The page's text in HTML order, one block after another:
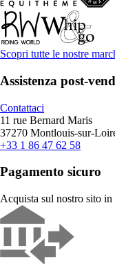
Scopri tutte le nostre
Assistenza post-
Contattaci
11 rue Bernard Maris
37270 Montlouis-sur-
+33 1 86 47 62 58
Pagamento sicuro
Acquista sul nostro sito in